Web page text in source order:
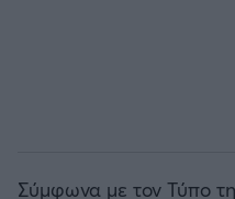
Σύμφωνα με τον Τύπο